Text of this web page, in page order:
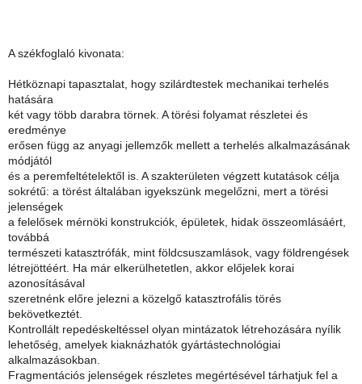
A székfoglaló kivonata:
Hétköznapi tapasztalat, hogy szilárdtestek mechanikai terhelés
hatására
két vagy több darabra törnek. A törési folyamat részletei és
eredménye
erősen függ az anyagi jellemzők mellett a terhelés alkalmazásának
módjától
és a peremfeltételektől is. A szakterületen végzett kutatások célja
sokrétű: a törést általában igyekszünk megelőzni, mert a törési
jelenségek
a felelősek mérnöki konstrukciók, épületek, hidak összeomlásáért,
továbbá
természeti katasztrófák, mint földcsuszamlások, vagy földrengések
létrejöttéért. Ha már elkerülhetetlen, akkor előjelek korai
azonosításával
szeretnénk előre jelezni a közelgő katasztrofális törés
bekövetkeztét.
Kontrollált repedéskeltéssel olyan mintázatok létrehozására nyílik
lehetőség, amelyek kiaknázhatók gyártástechnológiai
alkalmazásokban.
Fragmentációs jelenségek részletes megértésével tárhatjuk fel a